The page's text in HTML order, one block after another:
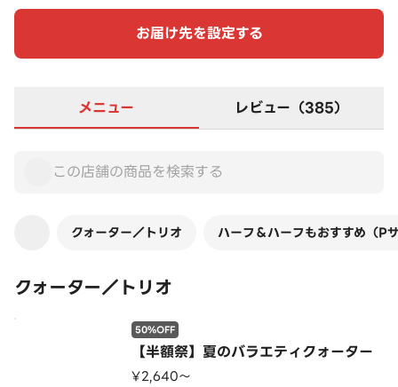
お届け先を設定する
メニュー レビュー（385）
クォーター／トリオ ハーフ＆ハーフもおすすめ（P
クォーター／トリオ
【半額祭】夏のバラエティクォーター
50%OFF
¥2,640〜